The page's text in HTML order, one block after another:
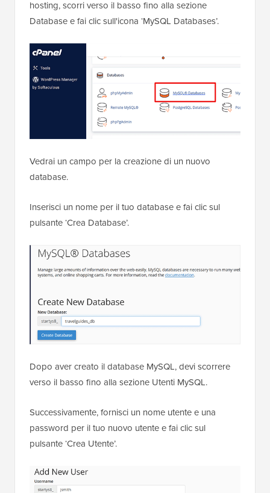
hosting, scorri verso il basso fino alla sezione
Database e fai clic sull'icona ‘MySQL Databases’.
Vedrai un campo per la creazione di un nuovo
database.
Inserisci un nome per il tuo database e fai clic sul
pulsante ‘Crea Database’.
Dopo aver creato il database MySQL, devi scorrere
verso il basso fino alla sezione Utenti MySQL.
Successivamente, fornisci un nome utente e una
password per il tuo nuovo utente e fai clic sul
pulsante ‘Crea Utente’.